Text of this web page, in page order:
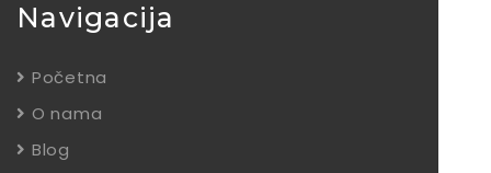
Navigacija
Početna
O nama
Blog